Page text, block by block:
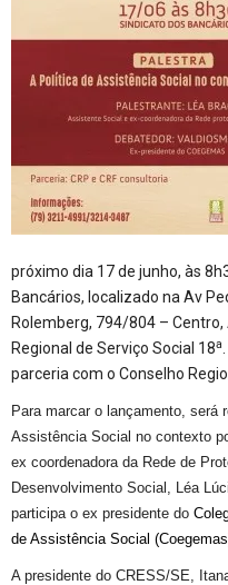
próximo dia 17 de junho, às
Bancários, localizado na Av
Rolemberg, 794/804 – Centro,
Regional de Serviço Social 18a
parceria com o Conselho
Para marcar o lançamento, será
Assistência Social no contexto
ex coordenadora da Rede de P
Desenvolvimento Social
, Léa
participa o ex presidente do
de Assistência Social
A presidente do CRESS/SE,